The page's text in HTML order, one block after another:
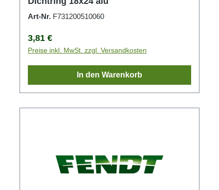
Art-Nr. F731200510060
Regulärer Preis:
3,81 €
Preise inkl. MwSt. zzgl. Versandkosten
In den Warenkorb